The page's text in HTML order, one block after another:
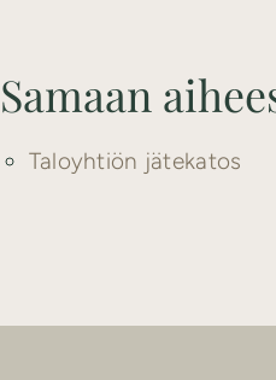
Samaan
Taloyhtiön jätekatos